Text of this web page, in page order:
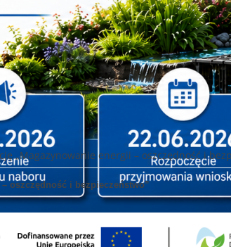
„Magazynowanie energii – oszczędność i
oszczędność i bezpieczeństwo”